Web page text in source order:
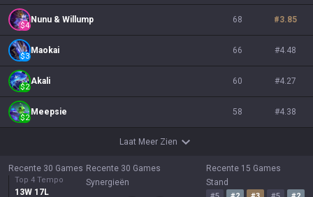
$4
Nunu & Willump 68 #3.85
$3
Maokai 66 #4.48
$2
Akali 60 #4.27
$2
Meepsie 58 #4.38
Laat Meer Zien
Recente 30 Games
Top 4 Tempo
13W 17L
Recente 30 Games
Synergieën
Recente 15 Games
Stand